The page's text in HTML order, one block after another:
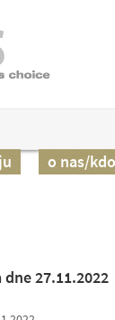
o nas/
27.11.2022